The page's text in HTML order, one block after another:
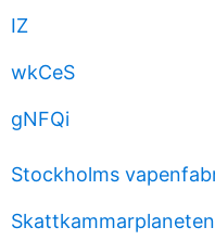
IZ
wkCeS
gNFQi
Stockholms